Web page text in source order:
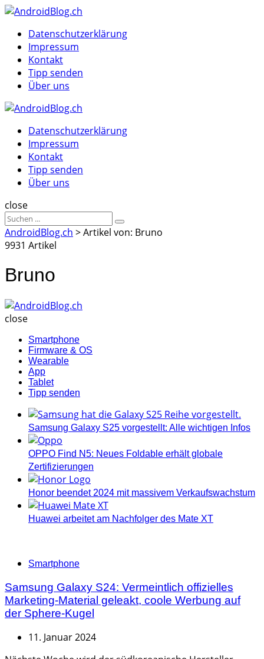
Menu
MenuDatenschutzerklärung
Impressum
Kontakt
Tipp senden
Über uns
Datenschutzerklärung
Impressum
Kontakt
Tipp senden
Über uns
Suche
close
Sucheergebnisse
für
Suche
AndroidBlog.ch >Artikel von: Bruno
9931 Artikel
Bruno
close
Smartphone
Firmware & OS
Wearable
App
Tablet
Tipp senden
Samsung Galaxy S25 vorgestellt: Alle wichtigen Infos
OPPO Find N5: Neues Foldable erhält globale
Zertifizierungen
Honor beendet 2024 mit massivem Verkaufswachstum
Huawei arbeitet am Nachfolger des Mate XT
Categories
Smartphone
Samsung Galaxy S24: Vermeintlich offizielles
Marketing-Material geleakt, coole Werbung auf
der Sphere-Kugel
11. Januar 2024